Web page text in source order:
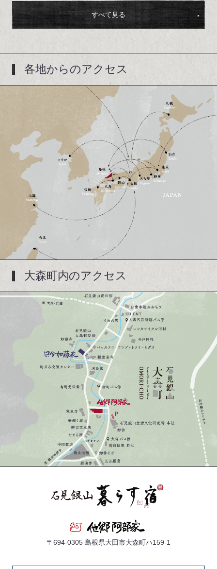
すべて見る
各地からのアクセス
大森町内のアクセス
〒694-0305 島根県大田市大森町ハ159-1